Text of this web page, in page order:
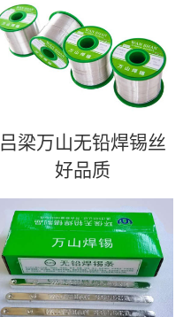
吕梁万山无铅焊锡丝
好品质